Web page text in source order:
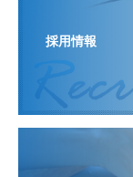
採用情報